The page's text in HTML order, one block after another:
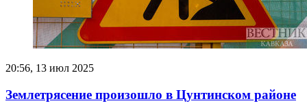
20:56, 13 июл 2025
Землетрясение произошло в Цунтинском районе